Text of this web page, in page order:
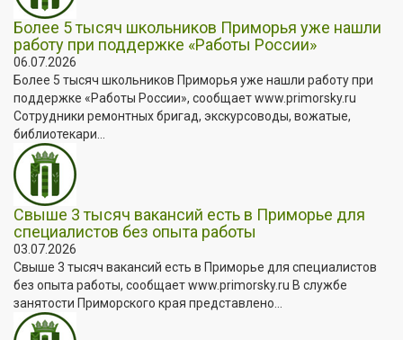
Более 5 тысяч школьников Приморья уже нашли
работу при поддержке «Работы России»
06.07.2026
Более 5 тысяч школьников Приморья уже нашли работу при
поддержке «Работы России», сообщает www.primorsky.ru
Сотрудники ремонтных бригад, экскурсоводы, вожатые,
библиотекари...
Свыше 3 тысяч вакансий есть в Приморье для
специалистов без опыта работы
03.07.2026
Свыше 3 тысяч вакансий есть в Приморье для специалистов
без опыта работы, сообщает www.primorsky.ru В службе
занятости Приморского края представлено...